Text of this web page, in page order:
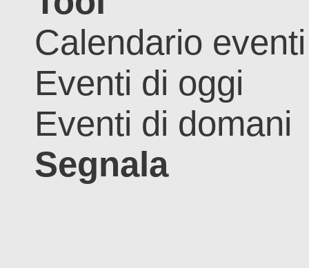
Calendario eventi
Eventi di oggi
Eventi di domani
Segnala